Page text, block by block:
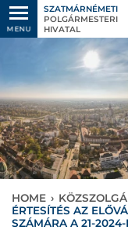
MENU
SZATMÁRNÉMETI
POLGÁRMESTERI
HIVATAL
HOME ›
ÉRTESÍTÉS AZ
SZÁMÁRA A 21-